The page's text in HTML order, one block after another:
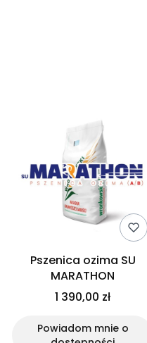
Pszenica ozima SU
MARATHON
1 390,00 zł
Powiadom mnie o